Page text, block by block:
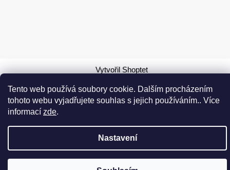
Tento web používá soubory cookie. Dalším procházením
tohoto webu vyjadřujete souhlas s jejich používáním.. Více
informací zde.
Nastavení
Vytvořil Shoptet
Copyright 2026EXPRESS COLOR. Všechna práva
vyhrazena.